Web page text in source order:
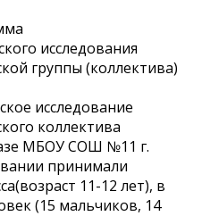
исследования
группы (коллектива)
исследование
коллектива
МБОУ СОШ №11 г.
принимали
11-12 лет), в
(15 мальчиков, 14